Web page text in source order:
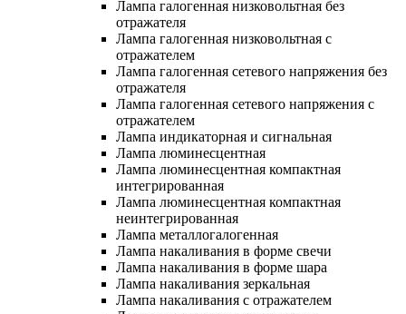
Лампа галогенная низковольтная без
отражателя
Лампа галогенная низковольтная с
отражателем
Лампа галогенная сетевого напряжения без
отражателя
Лампа галогенная сетевого напряжения с
отражателем
Лампа индикаторная и сигнальная
Лампа люминесцентная
Лампа люминесцентная компактная
интегрированная
Лампа люминесцентная компактная
неинтегрированная
Лампа металлогалогенная
Лампа накаливания в форме свечи
Лампа накаливания в форме шара
Лампа накаливания зеркальная
Лампа накаливания с отражателем